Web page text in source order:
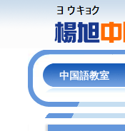
中国語教室